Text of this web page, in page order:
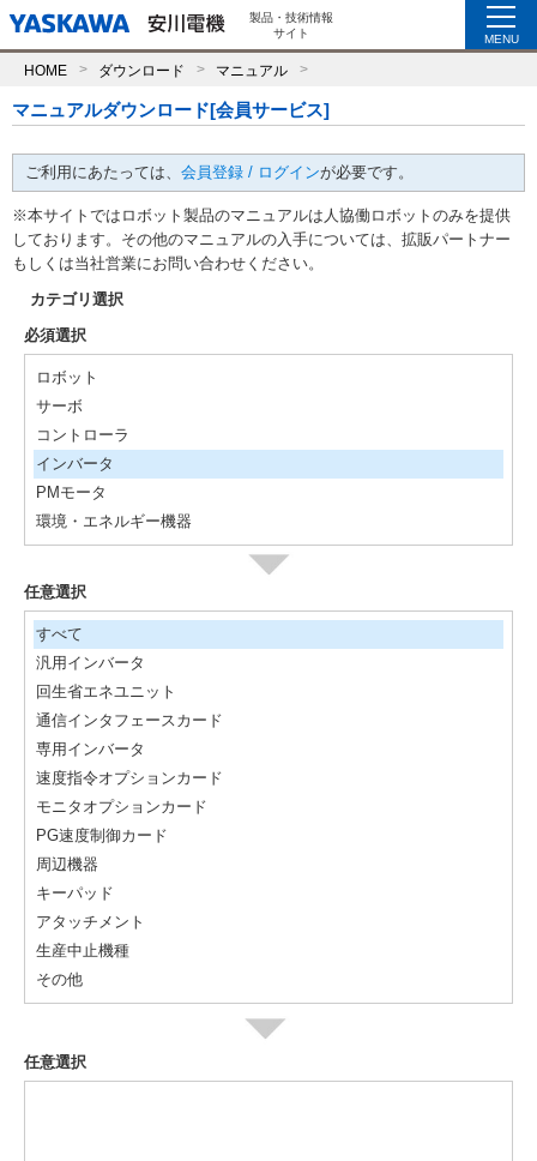
製品・技術情報
サイト
MENU
HOME ダウンロード マニュアル
マニュアルダウンロード[会員サービス]
ご利用にあたっては、 会員登録 / ログインが必要です。
※本サイトではロボット製品のマニュアルは人協働ロボットのみを提供
しております。その他のマニュアルの入手については、拡販パートナー
もしくは当社営業にお問い合わせください。
カテゴリ選択
必須選択
ロボット
サーボ
コントローラ
インバータ
PMモータ
環境・エネルギー機器
任意選択
すべて
汎用インバータ
回生省エネユニット
通信インタフェースカード
専用インバータ
速度指令オプションカード
モニタオプションカード
PG速度制御カード
周辺機器
キーパッド
アタッチメント
生産中止機種
その他
任意選択